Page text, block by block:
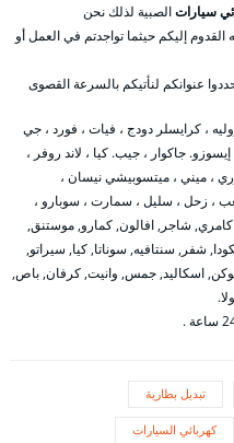
سياراتالصبية لذلك نحن
إليكم حيثما تواجدتم في العمل أو
عنوانكم لنأتيكم بالسرعة القصوى
، كرايسلر دودج ، فيات ، فورد ، جي
جاكوار ، جيب. كيا ، لاند روفر ،
، ميني ، ميتسوبيشي نيسان ،
، زحل ، سليل ، سمارت ، سوبارو ،
شاجر, افالون, كمارو, موستنق,
شفر, سنتافيه, سوناتا, كيا, سيراتو,
اسكاليد, جمس, وانيت, كرفان, باص,
تبديل بطارية
كهربائي السيارات